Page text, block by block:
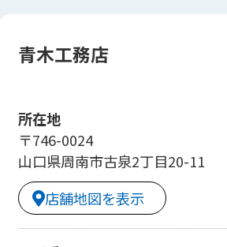
青木工務店
所在地
〒746-0024
山口県周南市古泉2丁目20-11
店舗地図を表示